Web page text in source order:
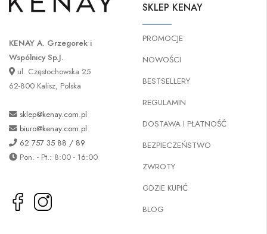
KENAY A. Grzegorek i
Wspólnicy Sp.J.
ul. Częstochowska 25
62-800 Kalisz, Polska
sklep@kenay.com.pl
biuro@kenay.com.pl
62 757 35 88 / 89
Pon. - Pt.: 8:00 - 16:00
SKLEP KENAY
PROMOCJE
NOWOŚCI
BESTSELLERY
REGULAMIN
DOSTAWA I PŁATNOŚĆ
BEZPIECZEŃSTWO
ZWROTY
GDZIE KUPIĆ
BLOG